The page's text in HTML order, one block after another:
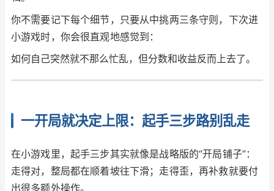
你不需要记下每个细节，只要从中挑两三条守则，下次进
小游戏时，你会很直观地感觉到：
如何自己突然就不那么忙乱，但分数和收益反而上去了。
一开局就决定上限：起手三步路别乱走
在小游戏里，起手三步其实就像是战略版的“开局铺子”：
走得对，整局都在顺着坡往下滑；走得歪，再补救就要付
出很多额外操作。